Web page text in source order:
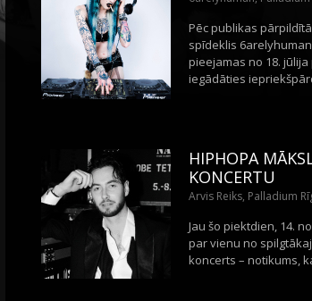
Pēc publikas
spīdeklis
pieejamas no 18.
iegādāties
HIPHOPA
KONCERTU
Arvis Reiks, Palladium
Jau šo piektdien, 14.
par vienu no
koncerts – notikums,